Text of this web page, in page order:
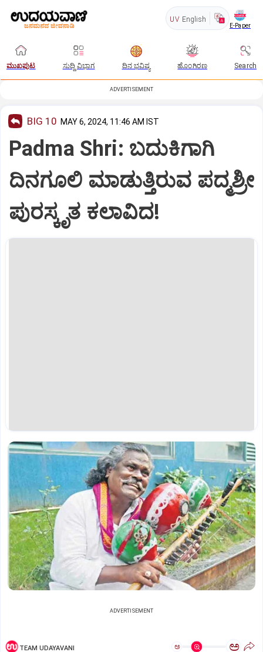
UV English
E-Paper
ಮುಖಪುಟ ಸುದ್ದಿ ವಿಭಾಗ ದಿನ ಭವಿಷ್ಯ ಹೊಂಗಿರಣ Search
ADVERTISEMENT
BIG 10 MAY 6, 2024, 11:46 AM IST
Padma Shri: ಬದುಕಿಗಾಗಿ
ದಿನಗೂಲಿ ಮಾಡುತ್ತಿರುವ ಪದ್ಮಶ್ರೀ
ಪುರಸ್ಕೃತ ಕಲಾವಿದ!
ADVERTISEMENT
TEAM UDAYAVANI ಅ ಅ